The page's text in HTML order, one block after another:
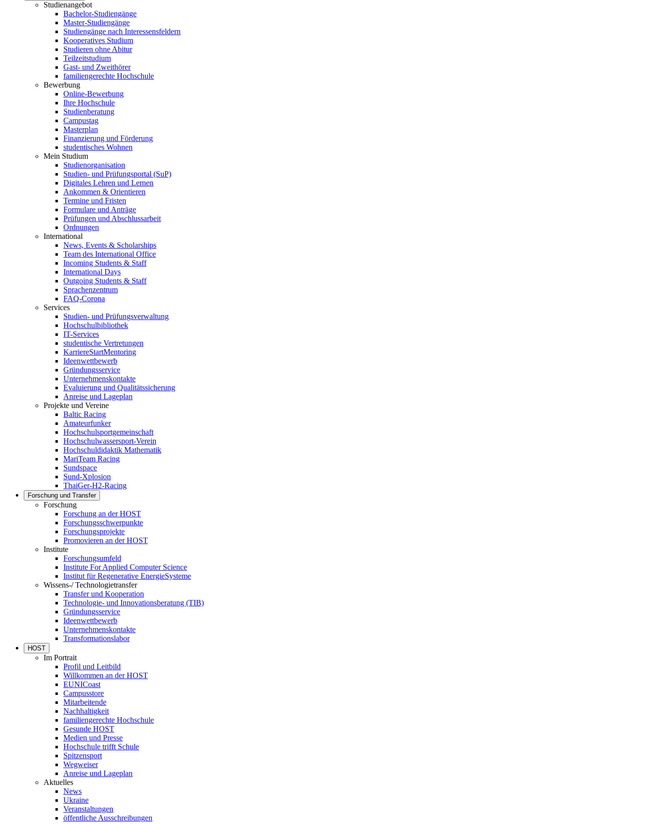
Studienangebot
Bachelor-Studiengänge
Master-Studiengänge
Studiengänge nach Interessensfeldern
Kooperatives Studium
Studieren ohne Abitur
Teilzeitstudium
Gast- und Zweithörer
familiengerechte Hochschule
Bewerbung
Online-Bewerbung
Ihre Hochschule
Studienberatung
Campustag
Masterplan
Finanzierung und Förderung
studentisches Wohnen
Mein Studium
Studienorganisation
Studien- und Prüfungsportal (SuP)
Digitales Lehren und Lernen
Ankommen & Orientieren
Termine und Fristen
Formulare und Anträge
Prüfungen und Abschlussarbeit
Ordnungen
International
News, Events & Scholarships
Team des International Office
Incoming Students & Staff
International Days
Outgoing Students & Staff
Sprachenzentrum
FAQ-Corona
Services
Studien- und Prüfungsverwaltung
Hochschulbibliothek
IT-Services
studentische Vertretungen
KarriereStartMentoring
Ideenwettbewerb
Gründungsservice
Unternehmenskontakte
Evaluierung und Qualitätssicherung
Anreise und Lageplan
Projekte und Vereine
Baltic Racing
Amateurfunker
Hochschulsportgemeinschaft
Hochschulwassersport-Verein
Hochschuldidaktik Mathematik
MariTeam Racing
Sundspace
Sund-Xplosion
ThaiGer-H2-Racing
Forschung und Transfer
Forschung
Forschung an der HOST
Forschungsschwerpunkte
Forschungsprojekte
Promovieren an der HOST
Institute
Forschungsumfeld
Institute For Applied Computer Science
Institut für Regenerative EnergieSysteme
Wissens-/ Technologietransfer
Transfer und Kooperation
Technologie- und Innovationsberatung (TIB)
Gründungsservice
Ideenwettbewerb
Unternehmenskontakte
Transformationslabor
HOST
Im Portrait
Profil und Leitbild
Willkommen an der HOST
EUNICoast
Campusstore
Mitarbeitende
Nachhaltigkeit
familiengerechte Hochschule
Gesunde HOST
Medien und Presse
Hochschule trifft Schule
Spitzensport
Wegweiser
Anreise und Lageplan
Aktuelles
News
Ukraine
Veranstaltungen
öffentliche Ausschreibungen